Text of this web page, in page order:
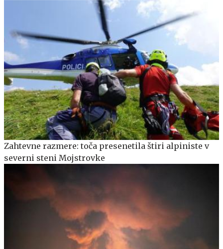
Zahtevne razmere: toča presenetila štiri alpiniste v
severni steni Mojstrovke